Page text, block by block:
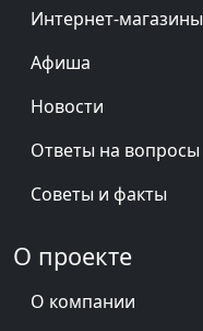
Интернет-магазины
Афиша
Новости
Ответы на вопросы
Советы и факты
О проекте
О компании